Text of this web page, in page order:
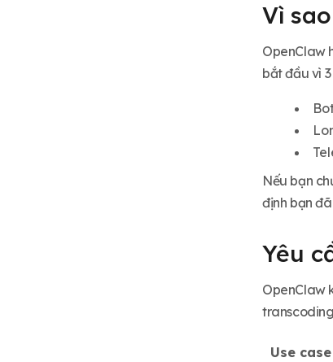
Vì
OpenClaw
bắt đầu vì
Nếu bạn
định bạn
Yêu
OpenClaw
Use case